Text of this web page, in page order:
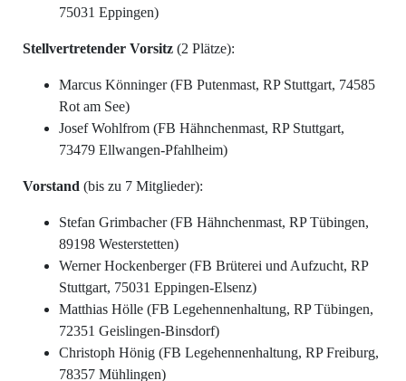
75031 Eppingen)
Stellvertretender Vorsitz (2 Plätze):
Marcus Könninger (FB Putenmast, RP Stuttgart, 74585
Rot am See)
Josef Wohlfrom (FB Hähnchenmast, RP Stuttgart,
73479 Ellwangen-Pfahlheim)
Vorstand (bis zu 7 Mitglieder):
Stefan Grimbacher (FB Hähnchenmast, RP Tübingen,
89198 Westerstetten)
Werner Hockenberger (FB Brüterei und Aufzucht, RP
Stuttgart, 75031 Eppingen-Elsenz)
Matthias Hölle (FB Legehennenhaltung, RP Tübingen,
72351 Geislingen-Binsdorf)
Christoph Hönig (FB Legehennenhaltung, RP Freiburg,
78357 Mühlingen)